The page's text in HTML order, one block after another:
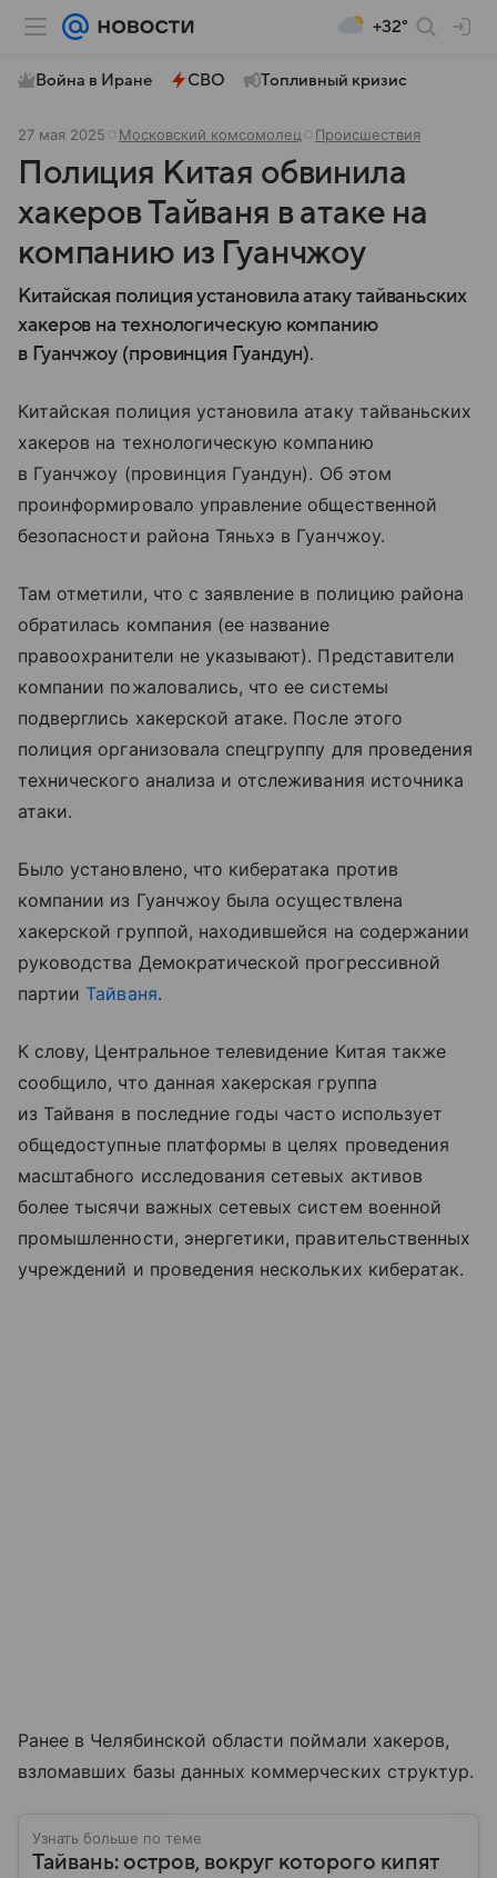
+32°
Война в Иране СВО Топливный кризис
27 мая 2025 Московский комсомолец Происшествия
Полиция Китая обвинила
хакеров Тайваня в атаке на
компанию из Гуанчжоу
Китайская полиция установила атаку тайваньских
хакеров на технологическую компанию
в Гуанчжоу (провинция Гуандун).
Китайская полиция установила атаку тайваньских
хакеров на технологическую компанию
в Гуанчжоу (провинция Гуандун). Об этом
проинформировало управление общественной
безопасности района Тяньхэ в Гуанчжоу.
Там отметили, что с заявление в полицию района
обратилась компания (ее название
правоохранители не указывают). Представители
компании пожаловались, что ее системы
подверглись хакерской атаке. После этого
полиция организовала спецгруппу для проведения
технического анализа и отслеживания источника
атаки.
Было установлено, что кибератака против
компании из Гуанчжоу была осуществлена
хакерской группой, находившейся на содержании
руководства Демократической прогрессивной
партии Тайваня.
К слову, Центральное телевидение Китая также
сообщило, что данная хакерская группа
из Тайваня в последние годы часто использует
общедоступные платформы в целях проведения
масштабного исследования сетевых активов
более тысячи важных сетевых систем военной
промышленности, энергетики, правительственных
учреждений и проведения нескольких кибератак.
Ранее в Челябинской области поймали хакеров,
взломавших базы данных коммерческих структур.
Узнать больше по теме
Тайвань: остров, вокруг которого кипят